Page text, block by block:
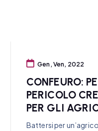
Gen, Ven, 2022
CONFEURO:
PERICOLO
PER GLI
Battersi per